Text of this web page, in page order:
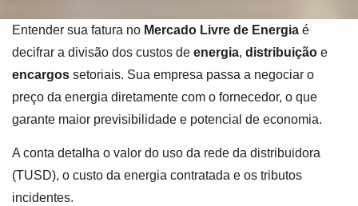
Entender sua fatura no Mercado Livre de Energia é
decifrar a divisão dos custos de energia, distribuição e
encargos setoriais. Sua empresa passa a negociar o
preço da energia diretamente com o fornecedor, o que
garante maior previsibilidade e potencial de economia.
A conta detalha o valor do uso da rede da distribuidora
(TUSD), o custo da energia contratada e os tributos
incidentes.